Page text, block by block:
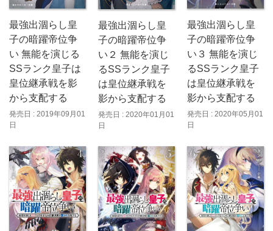
最強出涸らし皇
子の暗躍帝位争
い 無能を演じる
SSランク皇子は
皇位継承戦を影
から支配する
発売日 : 2019年09月01
日
最強出涸らし皇
子の暗躍帝位争
い２ 無能を演じ
るSSランク皇子
は皇位継承戦を
影から支配する
発売日 : 2020年01月01
日
最強出涸らし皇
子の暗躍帝位争
い３ 無能を演じ
るSSランク皇子
は皇位継承戦を
影から支配する
発売日 : 2020年05月01
日